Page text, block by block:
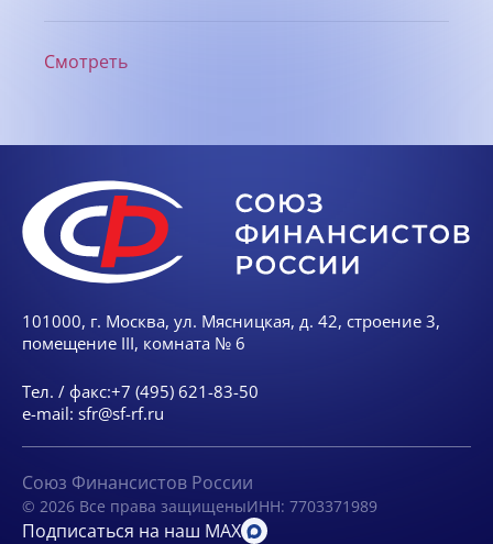
Смотреть
101000, г. Москва, ул. Мясницкая, д. 42, строение 3,
помещение III, комната № 6
Тел. / факс:+7 (495) 621-83-50
e-mail: sfr@sf-rf.ru
Союз Финансистов России
© 2026 Все права защищеныИНН: 7703371989
Подписаться на наш MAX